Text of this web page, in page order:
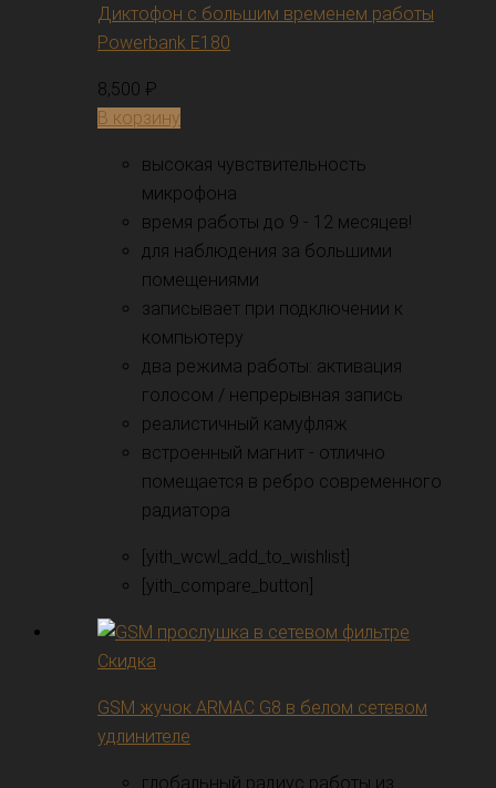
Диктофон с большим временем работы
Powerbank E180
8,500 ₽
В корзину
высокая чувствительность
микрофона
время работы до 9 - 12 месяцев!
для наблюдения за большими
помещениями
записывает при подключении к
компьютеру
два режима работы: активация
голосом / непрерывная запись
реалистичный камуфляж
встроенный магнит - отлично
помещается в ребро современного
радиатора
[yith_wcwl_add_to_wishlist]
[yith_compare_button]
Скидка
GSM жучок ARMAC G8 в белом сетевом
удлинителе
глобальный радиус работы из